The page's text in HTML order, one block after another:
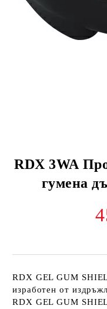
RDX 3WA
гумена
RDX GEL GUM
изработен от
RDX GEL GUM